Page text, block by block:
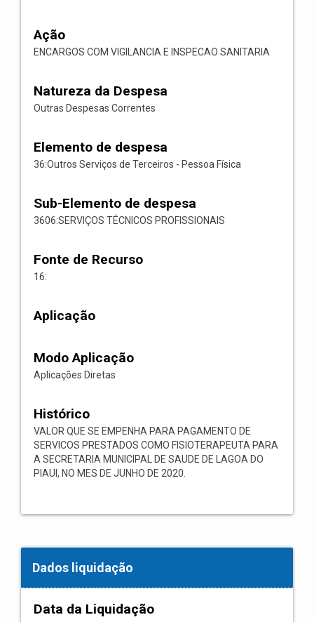
Ação
ENCARGOS COM VIGILANCIA E INSPECAO SANITARIA
Natureza da Despesa
Outras Despesas Correntes
Elemento de despesa
36:Outros Serviços de Terceiros - Pessoa Física
Sub-Elemento de despesa
3606:SERVIÇOS TÉCNICOS PROFISSIONAIS
Fonte de Recurso
16:
Aplicação
Modo Aplicação
Aplicações Diretas
Histórico
VALOR QUE SE EMPENHA PARA PAGAMENTO DE
SERVICOS PRESTADOS COMO FISIOTERAPEUTA PARA
A SECRETARIA MUNICIPAL DE SAUDE DE LAGOA DO
PIAUI, NO MES DE JUNHO DE 2020.
Dados liquidação
Data da Liquidação